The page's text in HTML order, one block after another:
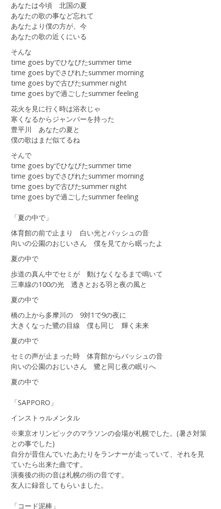
あなたは今頃 北国の夏
あなたの歌の事など忘れて
あなたより僕の方が、今
あなたの歌の近くにいる
そんな
time goes byでひなびたsummer time
time goes byでさびれたsummer morning
time goes byで古びたsummer night
time goes byで過ごしたsummer feeling
花火を見に行く時は浴衣じゃ
寒くなるからジャンパーを持った
豊平川 あなたの夏と
僕の歌はまだ似てるね
そんで
time goes byでひなびたsummer time
time goes byでさびれたsummer morning
time goes byで古びたsummer night
time goes byで過ごしたsummer feeling
「夏の中で」
体育館の前で止まり 白い光とバッシュの音
向いの公園のおじいさん 僕を見てから眠ったよ
夏の中で
歩道の真ん中でセミが 動けなくなるまで鳴いて
三車線の100の光 透きとおる羽と夜の風と
夏の中で
橋の上から多摩川の 9対1で9の夜に
大きくなった鷺の目線 僕も同じ 輝く未来
夏の中で
セミの声が止まった時 体育館からバッシュの音
向いの公園のおじいさん 鷺と同じ夜の眠りへ
夏の中で
「SAPPORO」
インストゥルメンタル
※東京オリンピックのマラソンの会場が札幌でした。(暑さ対策
との事でした)
自分が昔住んでいたあたりをランナーが走っていて、それを見
ていたら出来た曲です。
演奏後の街の音は札幌の街の音です。
友人に録音してもらいました。
「コード泥棒」